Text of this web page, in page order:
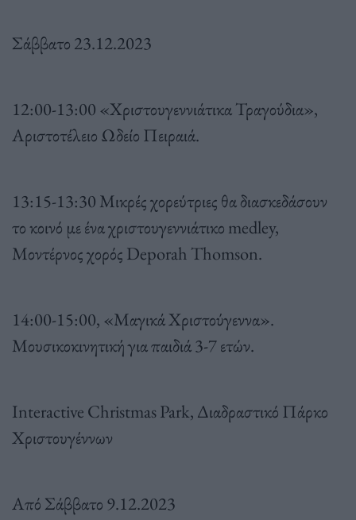
Σάββατο 23.12.2023
12:00-13:00 «Χριστουγεννιάτικα Τραγούδια»,
Αριστοτέλειο Ωδείο Πειραιά.
13:15-13:30 Μικρές χορεύτριες θα διασκεδάσουν
το κοινό με ένα χριστουγεννιάτικο medley,
Μοντέρνος χορός Deporah Thomson.
14:00-15:00, «Μαγικά Χριστούγεννα».
Μουσικοκινητική για παιδιά 3-7 ετών.
Interactive Christmas Park, Διαδραστικό Πάρκο
Χριστουγέννων
Από Σάββατο 9.12.2023